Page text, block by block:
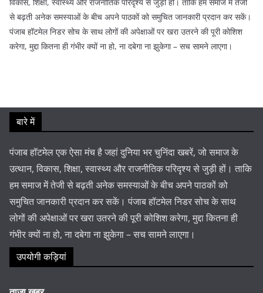
विकास, शिक्षा, स्वास्थ्य और राजनीतिक परिदृश्य से जुड़ी हों। ताकि हम समाज में तेजी
से बढ़ती अनेक समस्याओं के बीच अपने पाठकों को समुचित जानकारी प्रदान कर सकें।
पंजाब हॉटमेल निडर सोच के साथ लोगों की अपेक्षाओं पर खरा उतरने की पूरी कोशिश
करेगा, मुद्दा कितना ही गंभीर क्यों ना हो, ना दबेगा ना झुकेगा – सच सामने लाएगा।
बारे में
पंजाब हॉटमेल एक ऐसा मंच है जहां दुनिया भर चुनिंदा खबरें, जो समाज के
उत्थान, विकास, शिक्षा, स्वास्थ्य और राजनीतिक परिदृश्य से जुड़ी हों। ताकि
हम समाज में तेजी से बढ़ती अनेक समस्याओं के बीच अपने पाठकों को
समुचित जानकारी प्रदान कर सकें। पंजाब हॉटमेल निडर सोच के साथ
लोगों की अपेक्षाओं पर खरा उतरने की पूरी कोशिश करेगा, मुद्दा कितना ही
गंभीर क्यों ना हो, ना दबेगा ना झुकेगा – सच सामने लाएगा।
उपयोगी कड़ियां